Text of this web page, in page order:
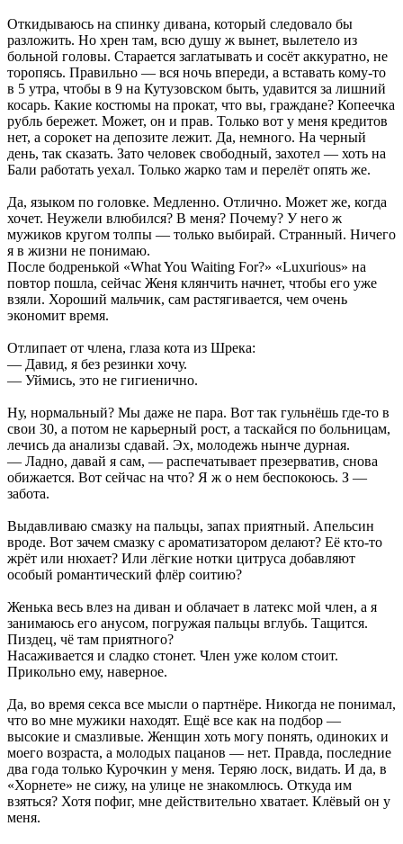
Откидываюсь на спинку дивана, который следовало бы
разложить. Но хрен там, всю душу ж вынет, вылетело из
больной головы. Старается заглатывать и сосёт аккуратно, не
торопясь. Правильно — вся ночь впереди, а вставать кому-то
в 5 утра, чтобы в 9 на Кутузовском быть, удавится за лишний
косарь. Какие костюмы на прокат, что вы, граждане? Копеечка
рубль бережет. Может, он и прав. Только вот у меня кредитов
нет, а сорокет на депозите лежит. Да, немного. На черный
день, так сказать. Зато человек свободный, захотел — хоть на
Бали работать уехал. Только жарко там и перелёт опять же.
Да, языком по головке. Медленно. Отлично. Может же, когда
хочет. Неужели влюбился? В меня? Почему? У него ж
мужиков кругом толпы — только выбирай. Странный. Ничего
я в жизни не понимаю.
После бодренькой «What You Waiting For?» «Luxurious» на
повтор пошла, сейчас Женя клянчить начнет, чтобы его уже
взяли. Хороший мальчик, сам растягивается, чем очень
экономит время.
Отлипает от члена, глаза кота из Шрека:
— Давид, я без резинки хочу.
— Уймись, это не гигиенично.
Ну, нормальный? Мы даже не пара. Вот так гульнёшь где-то в
свои 30, а потом не карьерный рост, а таскайся по больницам,
лечись да анализы сдавай. Эх, молодежь нынче дурная.
— Ладно, давай я сам, — распечатывает презерватив, снова
обижается. Вот сейчас на что? Я ж о нем беспокоюсь. З —
забота.
Выдавливаю смазку на пальцы, запах приятный. Апельсин
вроде. Вот зачем смазку с ароматизатором делают? Её кто-то
жрёт или нюхает? Или лёгкие нотки цитруса добавляют
особый романтический флёр соитию?
Женька весь влез на диван и облачает в латекс мой член, а я
занимаюсь его анусом, погружая пальцы вглубь. Тащится.
Пиздец, чё там приятного?
Насаживается и сладко стонет. Член уже колом стоит.
Прикольно ему, наверное.
Да, во время секса все мысли о партнёре. Никогда не понимал,
что во мне мужики находят. Ещё все как на подбор —
высокие и смазливые. Женщин хоть могу понять, одиноких и
моего возраста, а молодых пацанов — нет. Правда, последние
два года только Курочкин у меня. Теряю лоск, видать. И да, в
«Хорнете» не сижу, на улице не знакомлюсь. Откуда им
взяться? Хотя пофиг, мне действительно хватает. Клёвый он у
меня.